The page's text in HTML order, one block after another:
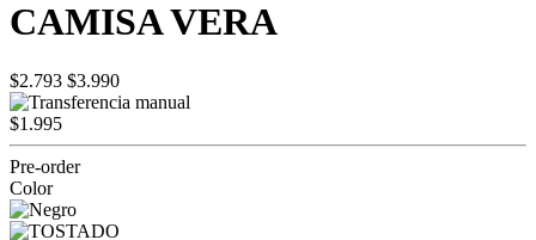
CAMISA VERA
$2.793 $3.990
$1.995
Pre-order
Color